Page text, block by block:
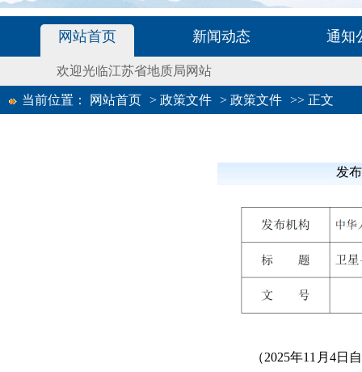
网站首页 新闻动态 通知
欢迎光临江苏省地质局网站
当前位置： 网站首页 > 政策文件 > 政策文件 >> 正文
发
（2025年11月4日